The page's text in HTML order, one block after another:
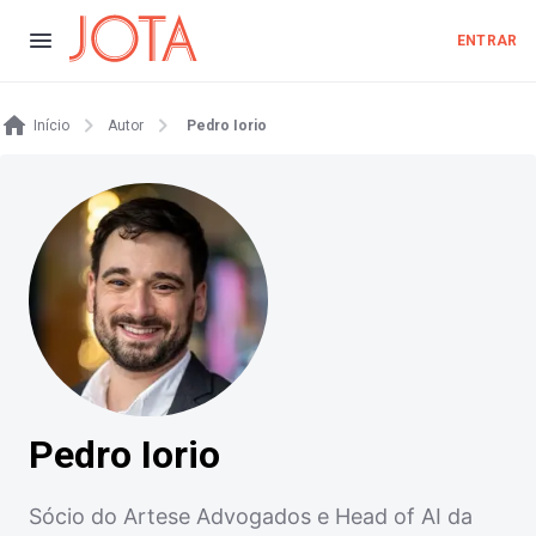
ENTRAR
Início Autor Pedro Iorio
Pedro Iorio
Sócio do Artese Advogados e Head of AI da